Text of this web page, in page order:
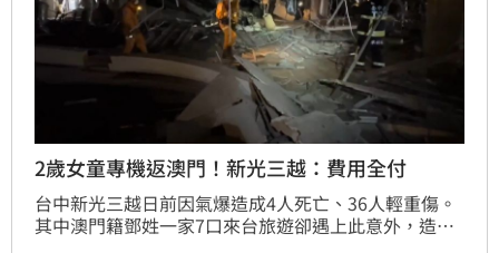
2歲女童專機返澳門！新光三越：費用全付
台中新光三越日前因氣爆造成4人死亡、36人輕重傷。
其中澳門籍鄧姓一家7口來台旅遊卻遇上此意外，造成